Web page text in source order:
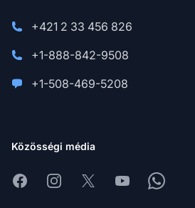
+421 2 33 456 826
+1-888-842-9508
+1-508-469-5208
Közösségi média
FacebookInstagram
X YoutubeWhatsapp